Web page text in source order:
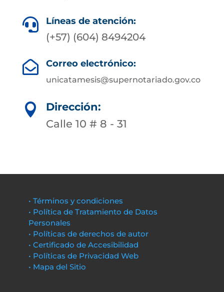
 Líneas de atención:
(+57) (604) 8494204
 Correo electrónico:
unicatamesis@supernotariado.gov.co

Dirección:
Calle 10 # 8 - 31
• Términos y condiciones
• Política de Tratamiento de Datos
Personales
• Políticas de derechos de autor
• Certificado de Accesibilidad
• Políticas de Privacidad Web
• Mapa del Sitio